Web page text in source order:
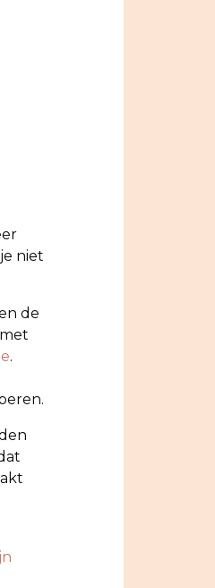
niet
de
.